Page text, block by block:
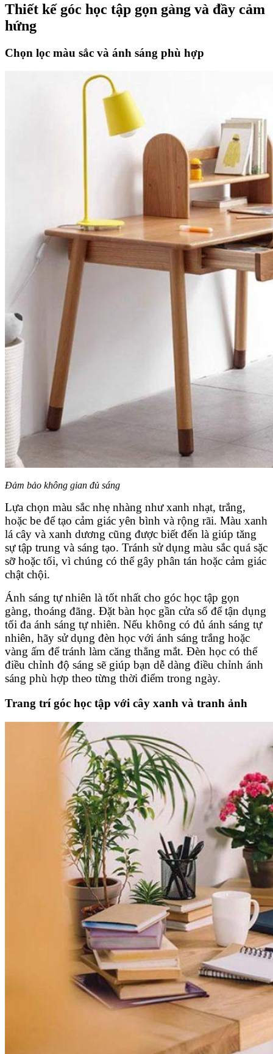
Thiết kế góc học tập gọn gàng và đầy cảm
hứng
Chọn lọc màu sắc và ánh sáng phù hợp
Đảm bảo không gian đủ sáng
Lựa chọn màu sắc nhẹ nhàng như xanh nhạt, trắng,
hoặc be để tạo cảm giác yên bình và rộng rãi. Màu xanh
lá cây và xanh dương cũng được biết đến là giúp tăng
sự tập trung và sáng tạo. Tránh sử dụng màu sắc quá sặc
sỡ hoặc tối, vì chúng có thể gây phân tán hoặc cảm giác
chật chội.
Ánh sáng tự nhiên là tốt nhất cho góc học tập gọn
gàng, thoáng đãng. Đặt bàn học gần cửa sổ để tận dụng
tối đa ánh sáng tự nhiên. Nếu không có đủ ánh sáng tự
nhiên, hãy sử dụng đèn học với ánh sáng trắng hoặc
vàng ấm để tránh làm căng thẳng mắt. Đèn học có thể
điều chỉnh độ sáng sẽ giúp bạn dễ dàng điều chỉnh ánh
sáng phù hợp theo từng thời điểm trong ngày.
Trang trí góc học tập với cây xanh và tranh ảnh